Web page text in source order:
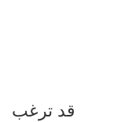
قد ترغب